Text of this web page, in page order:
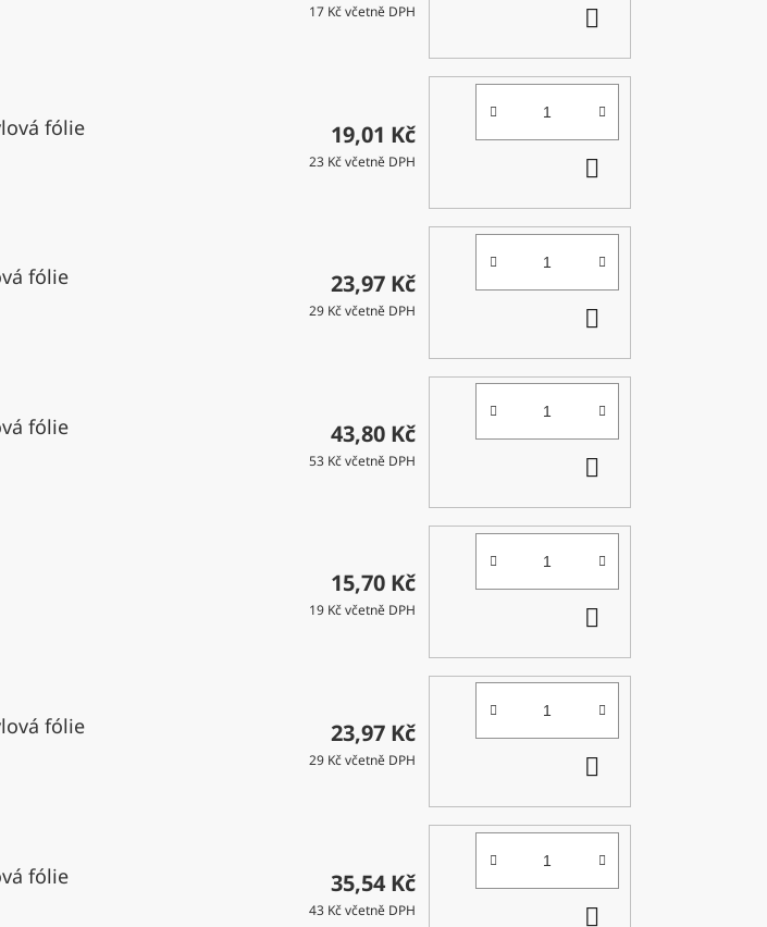
17 Kč včetně DPH
KOŠÍKU
fólie 19,01 Kč
23 Kč včetně DPH
KOŠÍKU
fólie 23,97 Kč
29 Kč včetně DPH
fólie 43,80 Kč
53 Kč včetně DPH
KOŠÍKU
15,70 Kč
19 Kč včetně DPH
KOŠÍKU
fólie 23,97 Kč
29 Kč včetně DPH
KOŠÍKU
fólie 35,54 Kč
43 Kč včetně DPH